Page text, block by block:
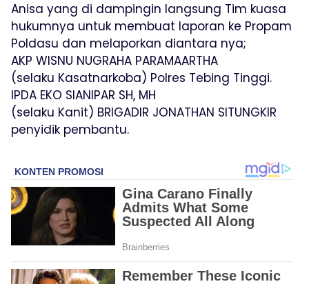
Anisa yang di dampingin langsung Tim kuasa
hukumnya untuk membuat laporan ke Propam
Poldasu dan melaporkan diantara nya;
AKP WISNU NUGRAHA PARAMAARTHA
(selaku Kasatnarkoba) Polres Tebing Tinggi.
IPDA EKO SIANIPAR SH, MH
(selaku Kanit) BRIGADIR JONATHAN SITUNGKIR
penyidik pembantu.